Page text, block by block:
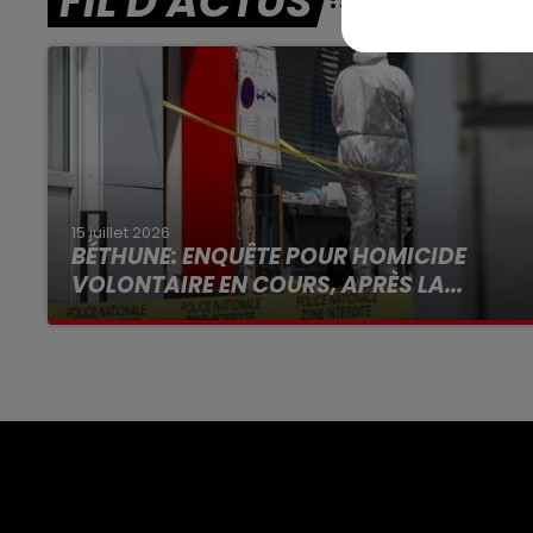
15 juillet 2026
BÉTHUNE: ENQUÊTE POUR HOMICIDE
VOLONTAIRE EN COURS, APRÈS LA...
Selon les premiers éléments, le logement